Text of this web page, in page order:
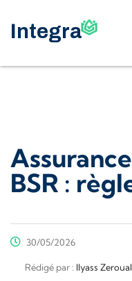
BSR :
30/05/2026
Rédigé par : Ilyass